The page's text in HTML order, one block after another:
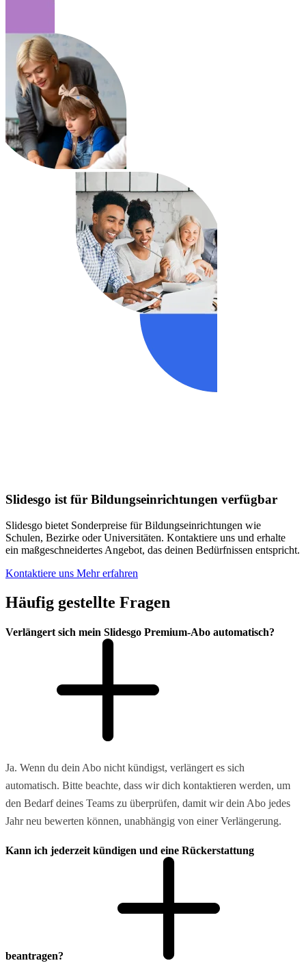
Slidesgo ist für Bildungseinrichtungen verfügbar
Slidesgo bietet Sonderpreise für Bildungseinrichtungen wie
Schulen, Bezirke oder Universitäten. Kontaktiere uns und erhalte
ein maßgeschneidertes Angebot, das deinen Bedürfnissen entspricht.
Kontaktiere uns Mehr erfahren
Häufig gestellte Fragen
Verlängert sich mein Slidesgo Premium-Abo automatisch?
Ja. Wenn du dein Abo nicht kündigst, verlängert es sich
automatisch. Bitte beachte, dass wir dich kontaktieren werden, um
den Bedarf deines Teams zu überprüfen, damit wir dein Abo jedes
Jahr neu bewerten können, unabhängig von einer Verlängerung.
Kann ich jederzeit kündigen und eine Rückerstattung
beantragen?